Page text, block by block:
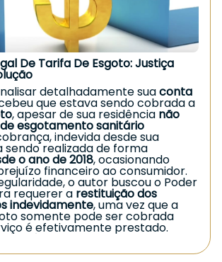
enfrentando situação
orientação jurídica
Garantir seus direitos é essencial.
sem consentimento violam a
exigida nas relações
O consumidor tem direito de ser
forma clara e objetiva sobre
e a ausência de autorização
abusiva.
Josimar Diniz, especialista em
“instituições financeiras
absoluta clareza e boa-fé.
cobra valores sem
responde civilmente pelos
ao consumidor”.
se você identificou
no banco?
percebeu tarifas
ou descontos injustificados em
De Tarifa De Esgoto: Justiça
detalhadamente suaconta
que estava sendo cobrada a
, apesar de sua residência não
esgotamento sanitário
indevida desde sua
sendo realizada de forma
o ano de 2018, ocasionando
financeiro ao consumidor.
o autor buscou o Poder
requerer a restituição dos
indevidamente, uma vez que a
somente pode ser cobrada
é efetivamente prestado.
acolheu integralmente o
reconhecendo a